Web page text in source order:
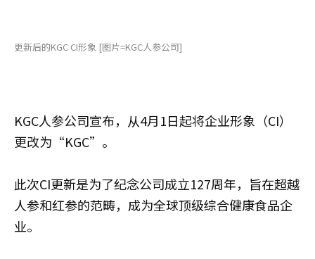
更新后的KGC CI形象 [图片=KGC人参公司]
KGC人参公司宣布，从4月1日起将企业形象（CI）
更改为“KGC”。
此次CI更新是为了纪念公司成立127周年，旨在超越
人参和红参的范畴，成为全球顶级综合健康食品企
业。